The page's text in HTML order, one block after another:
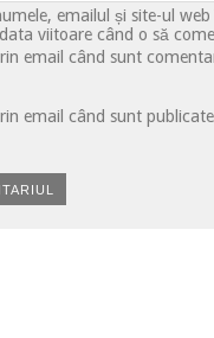
emailul și site-ul
viitoare când o să
email când sunt
email când sunt